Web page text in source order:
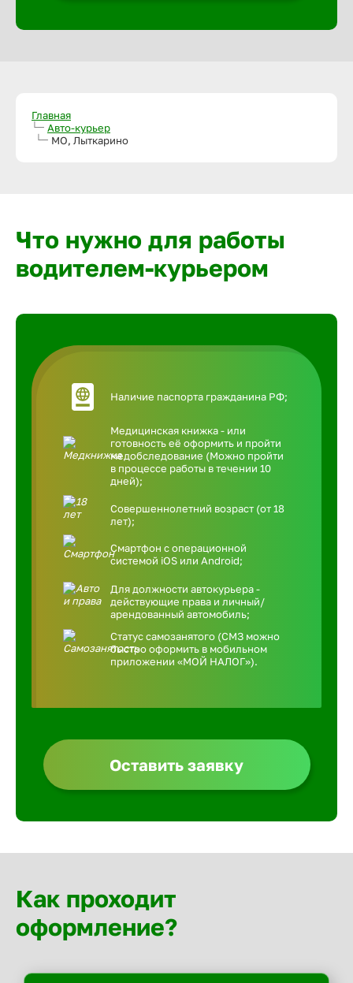
Главная
Авто-курьер
МО, Лыткарино
Что нужно для работы
водителем-курьером
Наличие паспорта гражданина РФ;
Медицинская книжка - или
готовность её оформить и пройти
медобследование (Можно пройти
в процессе работы в течении 10
дней);
Совершеннолетний возраст (от 18
лет);
Смартфон с операционной
системой iOS или Android;
Для должности автокурьера -
действующие права и личный/
арендованный автомобиль;
Статус самозанятого (СМЗ можно
быстро оформить в мобильном
приложении «МОЙ НАЛОГ»).
Оставить заявку
Как проходит
оформление?